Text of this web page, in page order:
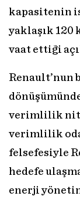
kapasitenin
yaklaşık
vaat ettiği
Renault’nun
verimlilik
verimlilik
felsefesiyle
hedefe
enerji